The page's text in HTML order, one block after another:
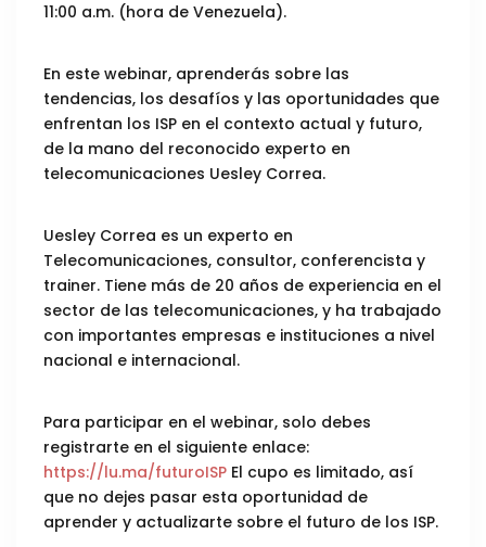
11:00 a.m. (hora de Venezuela).
En este webinar, aprenderás sobre las
tendencias, los desafíos y las oportunidades que
enfrentan los ISP en el contexto actual y futuro,
de la mano del reconocido experto en
telecomunicaciones Uesley Correa.
Uesley Correa es un experto en
Telecomunicaciones, consultor, conferencista y
trainer. Tiene más de 20 años de experiencia en el
sector de las telecomunicaciones, y ha trabajado
con importantes empresas e instituciones a nivel
nacional e internacional.
Para participar en el webinar, solo debes
registrarte en el siguiente enlace:
https://lu.ma/futuroISP El cupo es limitado, así
que no dejes pasar esta oportunidad de
aprender y actualizarte sobre el futuro de los ISP.